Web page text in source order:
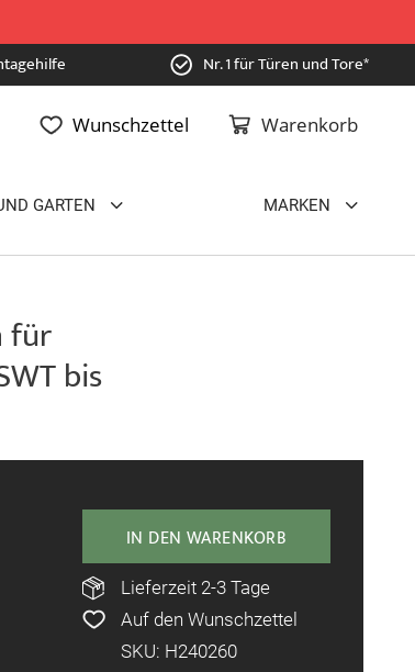
Nr. 1 für Türen und Tore*
Warenkorb
Wunschzettel
GARTEN MARKEN
für
bis
IN DEN WARENKORB
Lieferzeit 2-3 Tage
Auf den Wunschzettel
SKU: H240260